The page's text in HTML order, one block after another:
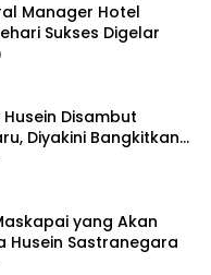
Manager Hotel
Sukses Digelar
Disambut
Diyakini Bangkitkan
yang Akan
Husein Sastranegara